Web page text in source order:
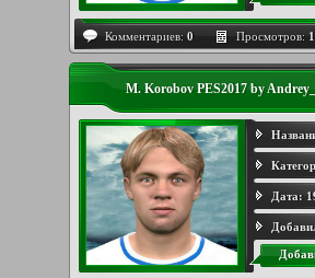
Комментариев: 0 Просмотров:
M. Korobov PES2017 by
Дата: